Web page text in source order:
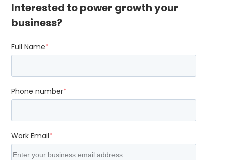
Interested to power growth your
business?
Full Name*
Phone number*
Work Email*